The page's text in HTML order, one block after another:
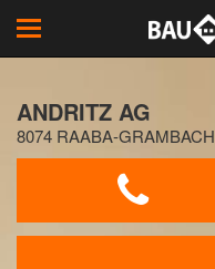
Toggle
navigation
ANDRITZ AG
8074 RAABA-GRAMBACH